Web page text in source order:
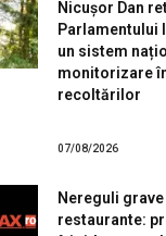
Nicușor Dan
Parlamentului
un sistem
monitorizare
recoltărilor
07/08/2026
Nereguli
restaurante: